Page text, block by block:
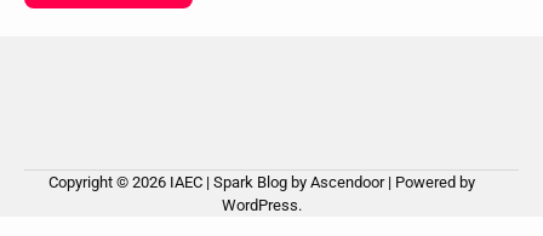
Copyright © 2026 IAEC | Spark Blog by Ascendoor| Powered by
WordPress.